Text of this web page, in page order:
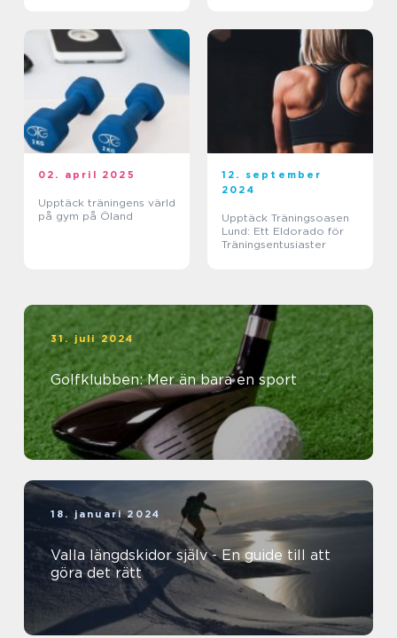
02. april 2025
Upptäck träningens värld
på gym på Öland
12. september
2024
Upptäck Träningsoasen
Lund: Ett Eldorado för
Träningsentusiaster
31. juli 2024
Golfklubben: Mer än bara en sport
18. januari 2024
Valla längdskidor själv - En guide till att
göra det rätt